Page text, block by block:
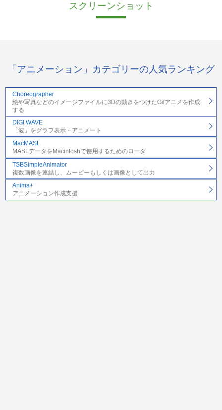
スクリーンショット
「アニメーション」カテゴリーの人気ランキング
Choreographer
絵や写真などのイメージファイルに3Dの動きをつけたGifアニメを作成
する
DIGI WAVE
「波」をグラフ表示・アニメート
MacMASL
MASLデータをMacintoshで使用するためのローダ
TSBSimpleAnimator
複数画像を連結し、ムービーもしくは画像として出力
Anima+
アニメーション作成支援